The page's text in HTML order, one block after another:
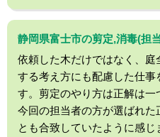
静岡県富士市の剪定,消毒(担
依頼した木だけではなく、
する考え方にも配慮した仕事
す。剪定のやり方は正解は一
今回の担当者の方が選ばれ
とも合致していたように感じ